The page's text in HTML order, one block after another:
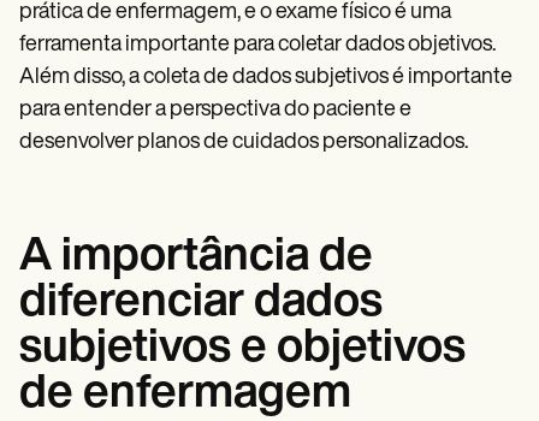
prática de enfermagem, e o exame físico é uma
ferramenta importante para coletar dados objetivos.
Além disso, a coleta de dados subjetivos é importante
para entender a perspectiva do paciente e
desenvolver planos de cuidados personalizados.
A importância de
diferenciar dados
subjetivos e objetivos
de enfermagem